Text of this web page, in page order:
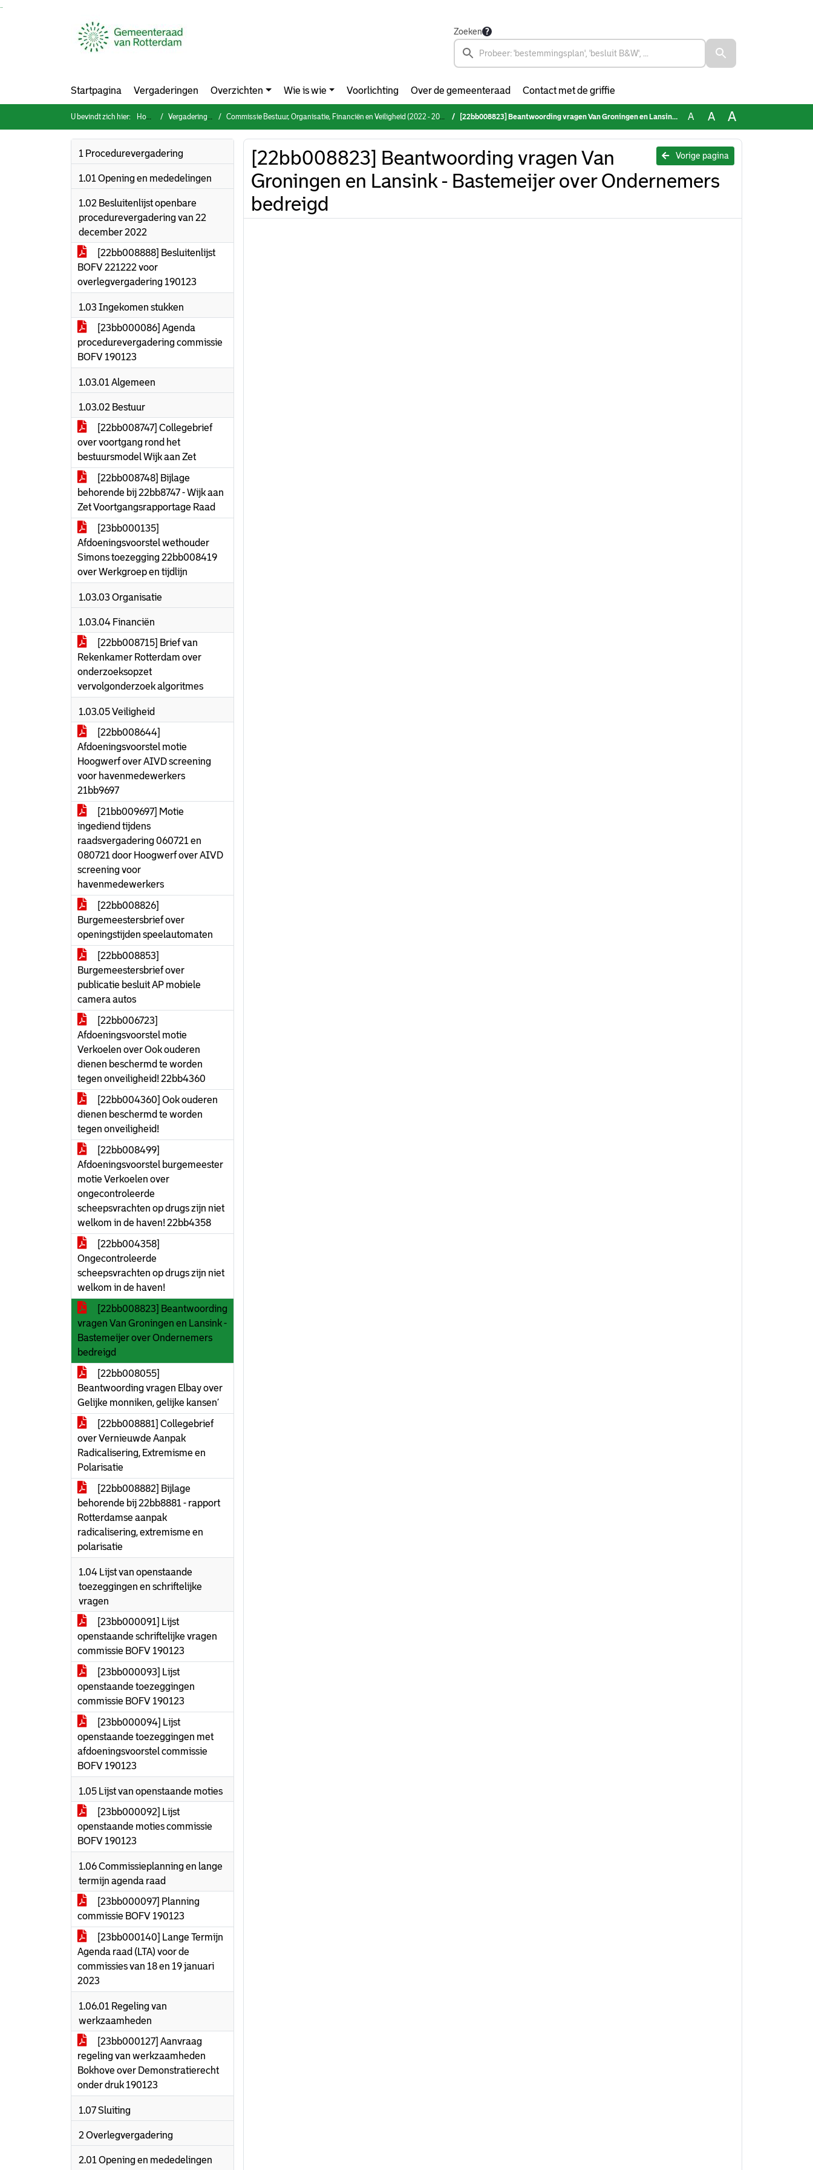
Zoeken
Startpagina Vergaderingen Overzichten Wie is wie Voorlichting Over de gemeenteraad Contact met de griffie
U bevindt zich hier: Home Vergaderingen Commissie Bestuur, Organisatie, Financiën en Veiligheid (2022 - 2026) (donderdag 19 januari 2023) [22bb008823] Beantwoording vragen Van Groningen en Lansink - Bastemeijer over Ondernemers bedreigd A A A
1 Procedurevergadering
1.01 Opening en mededelingen
1.02 Besluitenlijst openbare
procedurevergadering van 22
december 2022
[22bb008888] Besluitenlijst
BOFV 221222 voor
overlegvergadering 190123
1.03 Ingekomen stukken
[23bb000086] Agenda
procedurevergadering commissie
BOFV 190123
1.03.01 Algemeen
1.03.02 Bestuur
[22bb008747] Collegebrief
over voortgang rond het
bestuursmodel Wijk aan Zet
[22bb008748] Bijlage
behorende bij 22bb8747 - Wijk aan
Zet Voortgangsrapportage Raad
[23bb000135]
Afdoeningsvoorstel wethouder
Simons toezegging 22bb008419
over Werkgroep en tijdlijn
1.03.03 Organisatie
1.03.04 Financiën
[22bb008715] Brief van
Rekenkamer Rotterdam over
onderzoeksopzet
vervolgonderzoek algoritmes
1.03.05 Veiligheid
[22bb008644]
Afdoeningsvoorstel motie
Hoogwerf over AIVD screening
voor havenmedewerkers
21bb9697
[21bb009697] Motie
ingediend tijdens
raadsvergadering 060721 en
080721 door Hoogwerf over AIVD
screening voor
havenmedewerkers
[22bb008826]
Burgemeestersbrief over
openingstijden speelautomaten
[22bb008853]
Burgemeestersbrief over
publicatie besluit AP mobiele
camera autos
[22bb006723]
Afdoeningsvoorstel motie
Verkoelen over Ook ouderen
dienen beschermd te worden
tegen onveiligheid! 22bb4360
[22bb004360] Ook ouderen
dienen beschermd te worden
tegen onveiligheid!
[22bb008499]
Afdoeningsvoorstel burgemeester
motie Verkoelen over
ongecontroleerde
scheepsvrachten op drugs zijn niet
welkom in de haven! 22bb4358
[22bb004358]
Ongecontroleerde
scheepsvrachten op drugs zijn niet
welkom in de haven!
[22bb008823] Beantwoording
vragen Van Groningen en Lansink -
Bastemeijer over Ondernemers
bedreigd
[22bb008055]
Beantwoording vragen Elbay over
Gelijke monniken, gelijke kansen’
[22bb008881] Collegebrief
over Vernieuwde Aanpak
Radicalisering, Extremisme en
Polarisatie
[22bb008882] Bijlage
behorende bij 22bb8881 - rapport
Rotterdamse aanpak
radicalisering, extremisme en
polarisatie
1.04 Lijst van openstaande
toezeggingen en schriftelijke
vragen
[23bb000091] Lijst
openstaande schriftelijke vragen
commissie BOFV 190123
[23bb000093] Lijst
openstaande toezeggingen
commissie BOFV 190123
[23bb000094] Lijst
openstaande toezeggingen met
afdoeningsvoorstel commissie
BOFV 190123
1.05 Lijst van openstaande moties
[23bb000092] Lijst
openstaande moties commissie
BOFV 190123
1.06 Commissieplanning en lange
termijn agenda raad
[23bb000097] Planning
commissie BOFV 190123
[23bb000140] Lange Termijn
Agenda raad (LTA) voor de
commissies van 18 en 19 januari
2023
1.06.01 Regeling van
werkzaamheden
[23bb000127] Aanvraag
regeling van werkzaamheden
Bokhove over Demonstratierecht
onder druk 190123
1.07 Sluiting
2 Overlegvergadering
2.01 Opening en mededelingen
Vorige pagina
[22bb008823] Beantwoording vragen Van
Groningen en Lansink - Bastemeijer over Ondernemers
bedreigd